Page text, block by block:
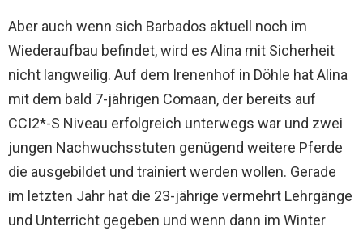
Aber auch wenn sich Barbados aktuell noch im
Wiederaufbau befindet, wird es Alina mit Sicherheit
nicht langweilig. Auf dem Irenenhof in Döhle hat Alina
mit dem bald 7-jährigen Comaan, der bereits auf
CCI2*-S Niveau erfolgreich unterwegs war und zwei
jungen Nachwuchsstuten genügend weitere Pferde
die ausgebildet und trainiert werden wollen. Gerade
im letzten Jahr hat die 23-jährige vermehrt Lehrgänge
und Unterricht gegeben und wenn dann im Winter